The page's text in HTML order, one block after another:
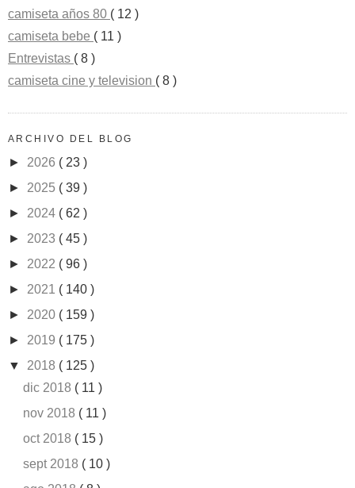
camiseta años 80 ( 12 )
camiseta bebe ( 11 )
Entrevistas ( 8 )
camiseta cine y television ( 8 )
ARCHIVO DEL BLOG
► 2026 ( 23 )
► 2025 ( 39 )
► 2024 ( 62 )
► 2023 ( 45 )
► 2022 ( 96 )
► 2021 ( 140 )
► 2020 ( 159 )
► 2019 ( 175 )
▼ 2018 ( 125 )
dic 2018 ( 11 )
nov 2018 ( 11 )
oct 2018 ( 15 )
sept 2018 ( 10 )